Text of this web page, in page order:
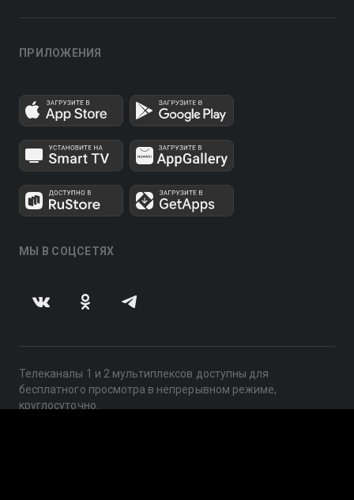
ПРИЛОЖЕНИЯ
МЫ В СОЦСЕТЯХ
Телеканалы 1 и 2 мультиплексов доступны для
бесплатного просмотра в непрерывном режиме,
круглосуточно.